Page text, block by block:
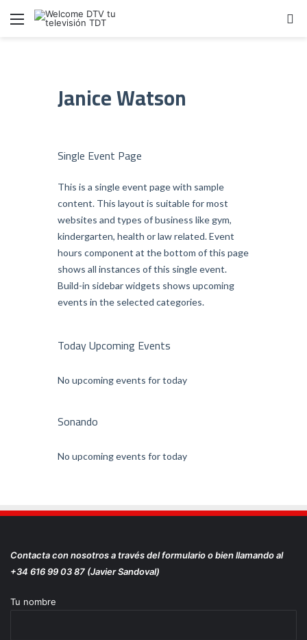
Menú
Janice Watson
Single Event Page
This is a single event page with sample
content. This layout is suitable for most
websites and types of business like gym,
kindergarten, health or law related. Event
hours component at the bottom of this page
shows all instances of this single event.
Build-in sidebar widgets shows upcoming
events in the selected categories.
Today Upcoming Events
No upcoming events for today
Sonando
No upcoming events for today
Contacta con nosotros a través del formulario o bien llamando al
+34 616 99 03 87 (Javier Sandoval)
Tu nombre